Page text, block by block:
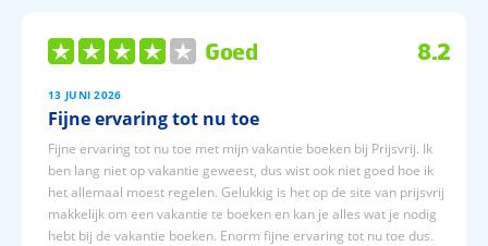
Goed 8.2
13 JUNI 2026
Fijne ervaring tot nu toe
Fijne ervaring tot nu toe met mijn vakantie boeken bij Prijsvrij. Ik
ben lang niet op vakantie geweest, dus wist ook niet goed hoe ik
het allemaal moest regelen. Gelukkig is het op de site van prijsvrij
makkelijk om een vakantie te boeken en kan je alles wat je nodig
hebt bij de vakantie boeken. Enorm fijne ervaring tot nu toe dus.